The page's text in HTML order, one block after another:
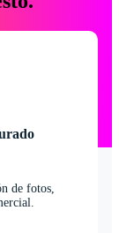
de fotos,